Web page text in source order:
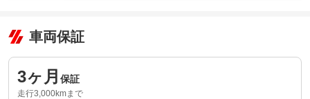
車両保証
3ヶ月 保証
走行3,000kmまで